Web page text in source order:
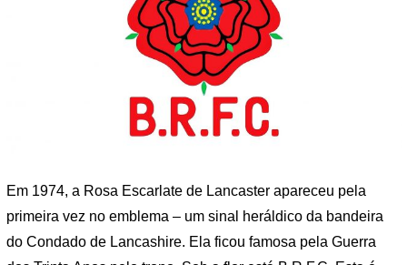
Em 1974, a Rosa Escarlate de Lancaster apareceu pela
primeira vez no emblema – um sinal heráldico da bandeira
do Condado de Lancashire. Ela ficou famosa pela Guerra